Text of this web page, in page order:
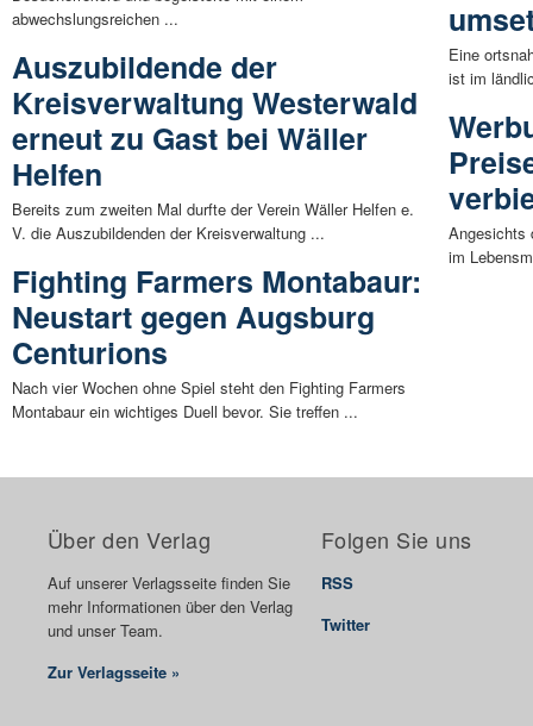
abwechslungsreichen ...
Auszubildende der
Kreisverwaltung Westerwald
erneut zu Gast bei Wäller
Helfen
Bereits zum zweiten Mal durfte der Verein Wäller Helfen e.
V. die Auszubildenden der Kreisverwaltung ...
Fighting Farmers Montabaur:
Neustart gegen Augsburg
Centurions
Nach vier Wochen ohne Spiel steht den Fighting Farmers
Montabaur ein wichtiges Duell bevor. Sie treffen ...
Eine
ist im
Angesichts
im
Über den Verlag
Auf unserer Verlagsseite finden Sie
mehr Informationen über den Verlag
und unser Team.
Zur Verlagsseite »
Folgen Sie uns
RSS
Twitter